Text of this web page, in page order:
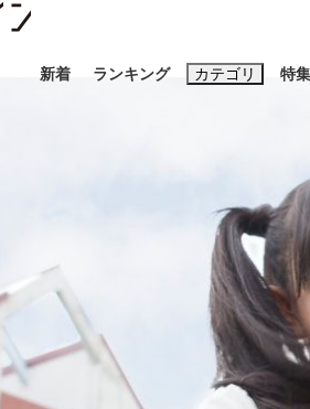
新着 ランキング カテゴリ 特集
おすすめのキーワード
#三山凌輝 #
#亀和田武